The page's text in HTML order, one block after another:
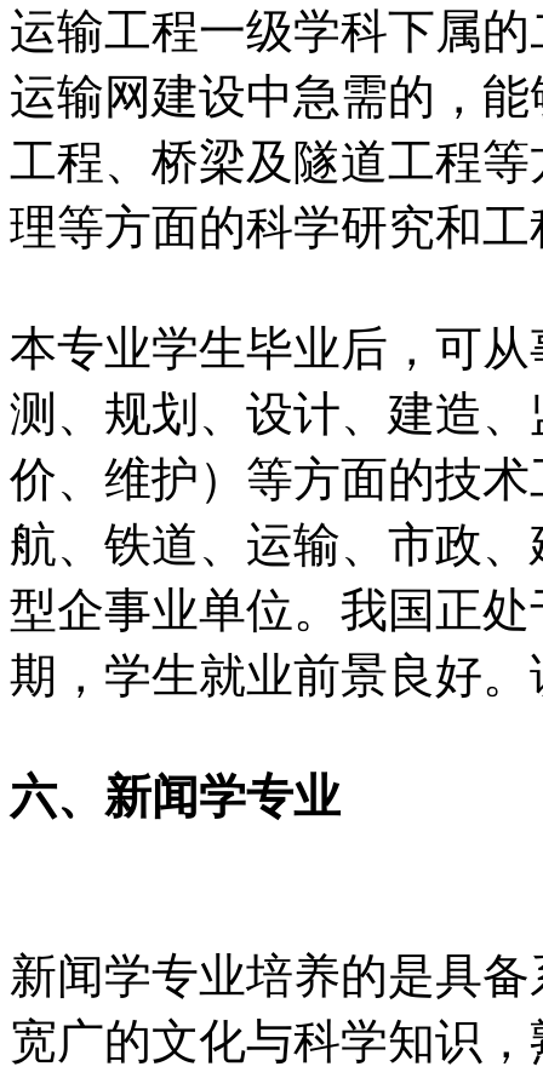
运输工程一级学科下属
运输网建设中急需的，
工程、桥梁及隧道工程
理等方面的科学研究和
本专业学生毕业后，可
测、规划、设计、建造
价、维护）等方面的技
航、铁道、运输、市政
型企事业单位。我国正
期，学生就业前景良好
六、新闻学专业
新闻学专业培养的是具
宽广的文化与科学知识